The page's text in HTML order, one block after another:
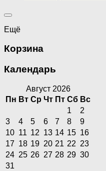
Ещё
Корзина
Календарь
Август 2026
Пн Вт Ср Чт Пт Сб Вс
1
2
3
4 5 6 7 8
9
10 11 12 13 14 15 16
17 18 19 20 21 22 23
24 25 26 27 28 29 30
31